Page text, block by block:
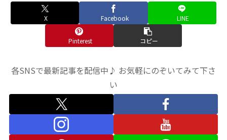
X Facebook LINE
Pinterest コピー
各SNSで最新記事を配信中♪ お気軽にのぞいてみて下さ
い